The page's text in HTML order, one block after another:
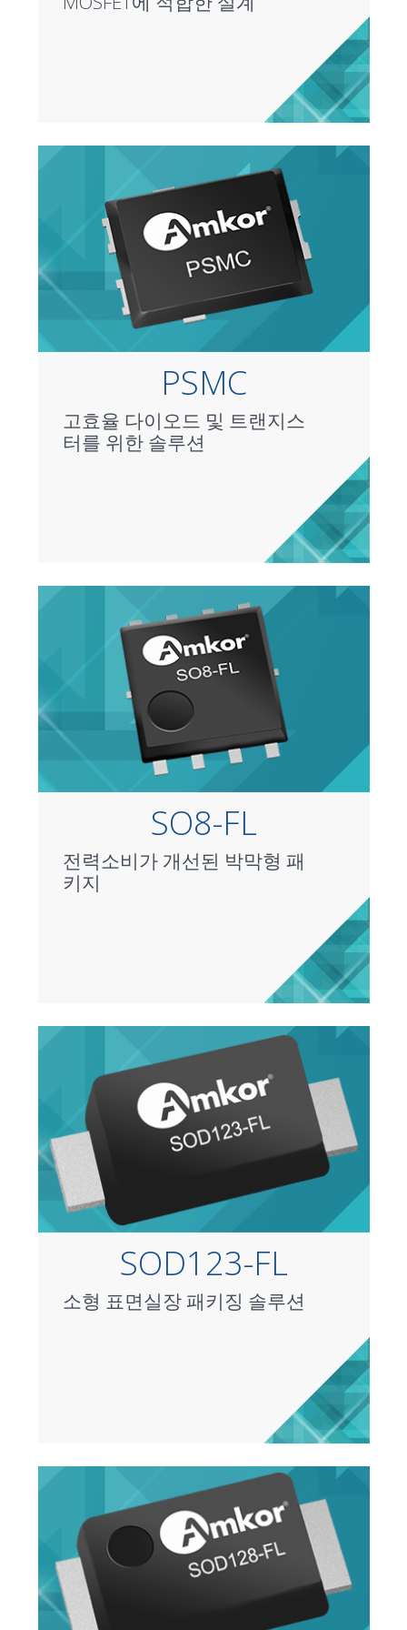
PSMC
고효율 다이오드 및 트랜지스
터를 위한 솔루션
SO8-FL
전력소비가 개선된 박막형 패
키지
SOD123-FL
소형 표면실장 패키징 솔루션